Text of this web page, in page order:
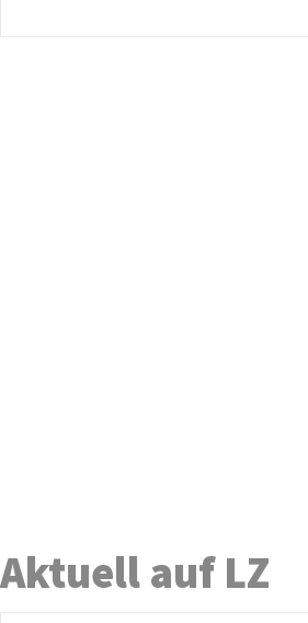
Aktuell auf LZ